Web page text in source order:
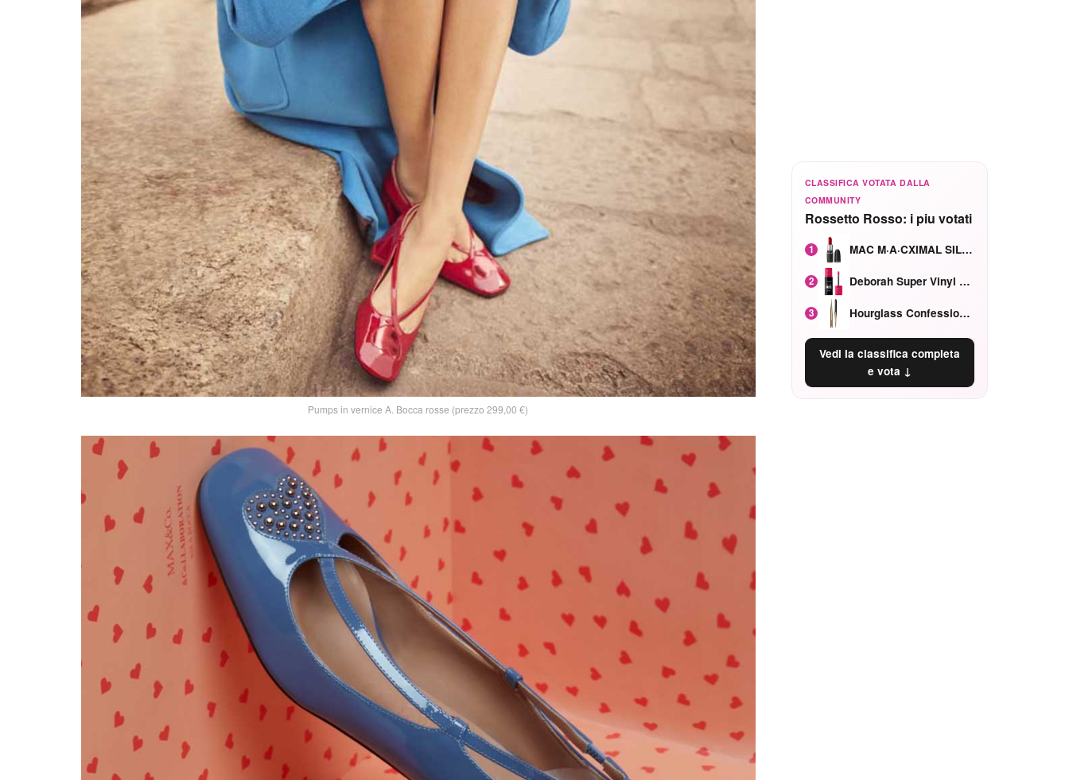
Pumps in vernice A. Bocca rosse (prezzo 299,00 €)
CLASSIFICA VOTATA DALLA
COMMUNITY
Rossetto Rosso: i piu votati
1 MAC M·A·CXIMAL SILKY MATTE Red Rock mat
2 Deborah Super Vinyl Shake Rosa Ciliegia
3 Hourglass Confession Ricaricabile Ultra Preciso Ad Alta Intensità Secretly Classic Red
Vedi la classifica completa
e vota ↓